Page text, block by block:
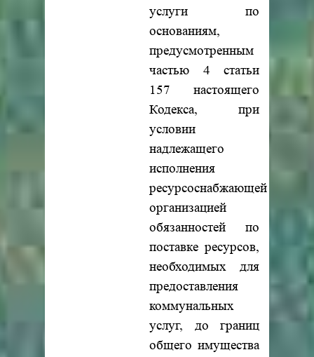
услуги по
основаниям,
предусмотренным
частью 4 статьи
157 настоящего
Кодекса, при
условии
надлежащего
исполнения
ресурсоснабжающей
организацией
обязанностей по
поставке ресурсов,
необходимых для
предоставления
коммунальных
услуг, до границ
общего имущества